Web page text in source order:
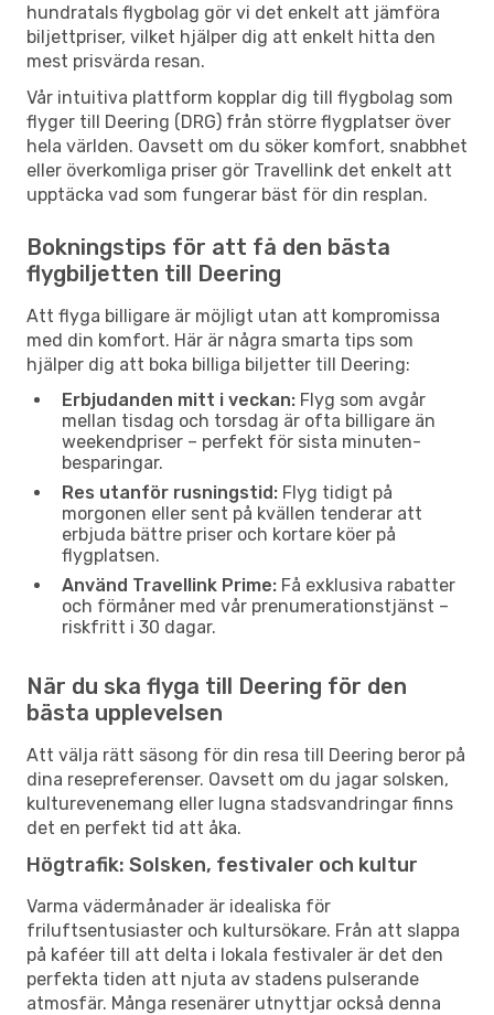
hundratals flygbolag gör vi det enkelt att jämföra
biljettpriser, vilket hjälper dig att enkelt hitta den
mest prisvärda resan.
Vår intuitiva plattform kopplar dig till flygbolag som
flyger till Deering (DRG) från större flygplatser över
hela världen. Oavsett om du söker komfort, snabbhet
eller överkomliga priser gör Travellink det enkelt att
upptäcka vad som fungerar bäst för din resplan.
Bokningstips för att få den bästa
flygbiljetten till Deering
Att flyga billigare är möjligt utan att kompromissa
med din komfort. Här är några smarta tips som
hjälper dig att boka billiga biljetter till Deering:
Erbjudanden mitt i veckan: Flyg som avgår
mellan tisdag och torsdag är ofta billigare än
weekendpriser – perfekt för sista minuten-
besparingar.
Res utanför rusningstid: Flyg tidigt på
morgonen eller sent på kvällen tenderar att
erbjuda bättre priser och kortare köer på
flygplatsen.
Använd Travellink Prime: Få exklusiva rabatter
och förmåner med vår prenumerationstjänst –
riskfritt i 30 dagar.
När du ska flyga till Deering för den
bästa upplevelsen
Att välja rätt säsong för din resa till Deering beror på
dina resepreferenser. Oavsett om du jagar solsken,
kulturevenemang eller lugna stadsvandringar finns
det en perfekt tid att åka.
Högtrafik: Solsken, festivaler och kultur
Varma vädermånader är idealiska för
friluftsentusiaster och kultursökare. Från att slappa
på kaféer till att delta i lokala festivaler är det den
perfekta tiden att njuta av stadens pulserande
atmosfär. Många resenärer utnyttjar också denna